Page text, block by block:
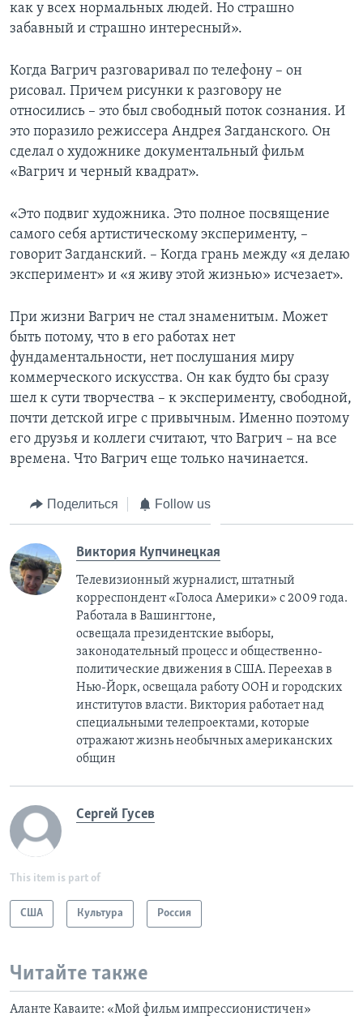
как у всех нормальных людей. Но страшно
забавный и страшно интересный».
Когда Вагрич разговаривал по телефону – он
рисовал. Причем рисунки к разговору не
относились – это был свободный поток сознания. И
это поразило режиссера Андрея Загданского. Он
сделал о художнике документальный фильм
«Вагрич и черный квадрат».
«Это подвиг художника. Это полное посвящение
самого себя артистическому эксперименту, –
говорит Загданский. – Когда грань между «я делаю
эксперимент» и «я живу этой жизнью» исчезает».
При жизни Вагрич не стал знаменитым. Может
быть потому, что в его работах нет
фундаментальности, нет послушания миру
коммерческого искусства. Он как будто бы сразу
шел к сути творчества – к эксперименту, свободной,
почти детской игре с привычным. Именно поэтому
его друзья и коллеги считают, что Вагрич – на все
времена. Что Вагрич еще только начинается.
Поделиться Follow us
Виктория Купчинецкая
Телевизионный журналист, штатный
корреспондент «Голоса Америки» с 2009 года.
Работала в Вашингтоне,
освещала президентские выборы,
законодательный процесс и общественно-
политические движения в США. Переехав в
Нью-Йорк, освещала работу ООН и городских
институтов власти. Виктория работает над
специальными телепроектами, которые
отражают жизнь необычных американских
общин
Сергей Гусев
This item is part of
США Культура Россия
Читайте также
Аланте Каваите: «Мой фильм импрессионистичен»